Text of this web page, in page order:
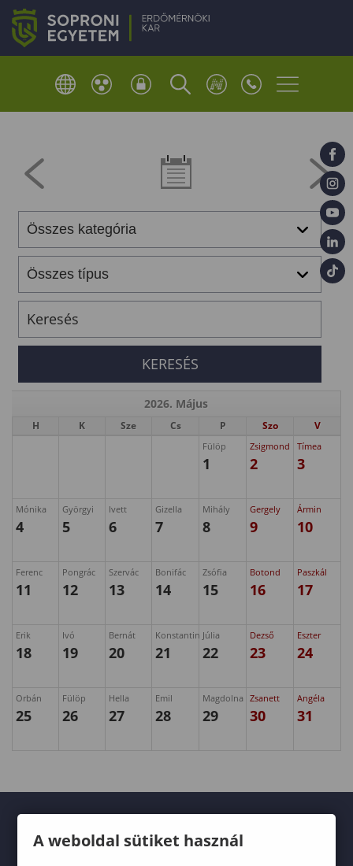
2026. Május
H K Sze Cs P Szo V
Fülöp
1
Zsigmond
2
Tímea
3
Mónika
4
Györgyi
5
Ivett
6
Gizella
7
Mihály
8
Gergely
9
Ármin
10
Ferenc
11
Pongrác
12
Szervác
13
Bonifác
14
Zsófia
15
Botond
16
Paszkál
17
Erik
18
Ivó
19
Bernát
20
Konstantin
21
Júlia
22
Dezső
23
Eszter
24
Orbán
25
Fülöp
26
Hella
27
Emil
28
Magdolna
29
Zsanett
30
Angéla
31
A weboldal sütiket használ